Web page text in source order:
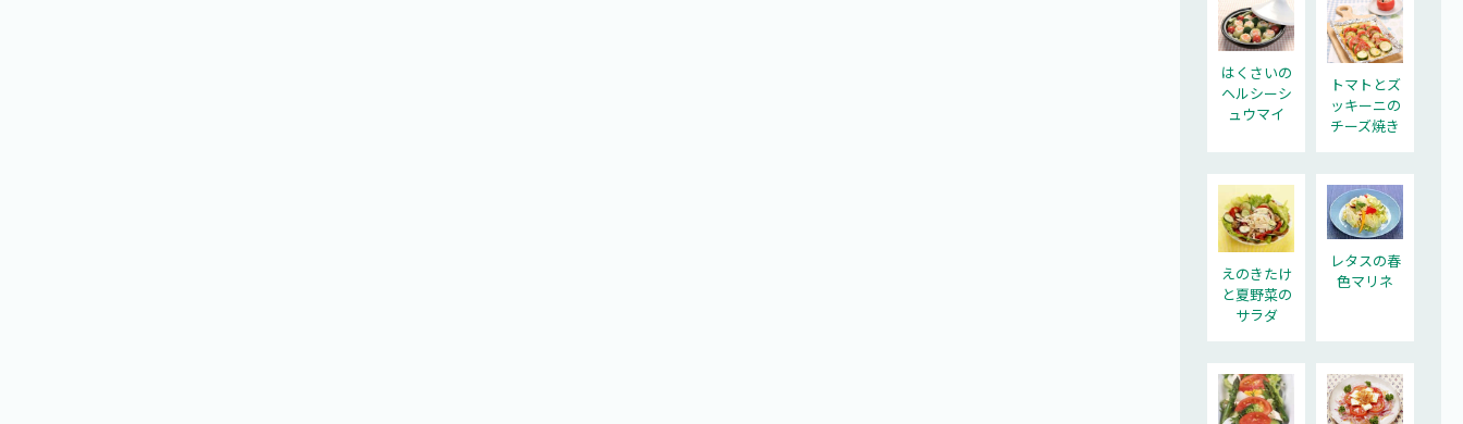
はくさいの
ヘルシーシ
ュウマイ
トマトとズ
ッキーニの
チーズ焼き
えのきたけ
と夏野菜の
サラダ
レタスの春
色マリネ